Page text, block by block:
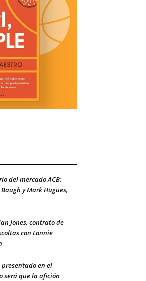
del mercado ACB:
y Mark Hugues,
Jones, contrato de
con Lonnie
presentado en el
será que la afición